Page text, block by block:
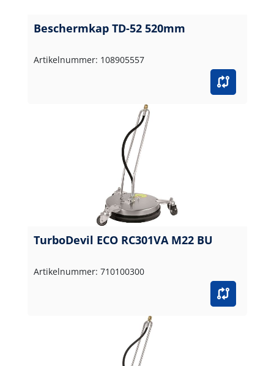
Beschermkap TD-52 520mm
Artikelnummer: 108905557
TurboDevil ECO RC301VA M22 BU
Artikelnummer: 710100300